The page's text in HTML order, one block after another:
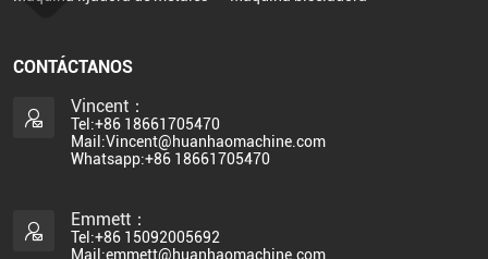
CONTÁCTANOS
Vincent：
Tel:+86 18661705470
Mail:Vincent@huanhaomachine.com
Whatsapp:+86 18661705470
Emmett：
Tel:+86 15092005692
Mail:emmett@huanhaomachine.com